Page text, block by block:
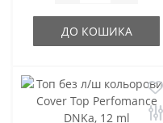
ДО КОШИКА